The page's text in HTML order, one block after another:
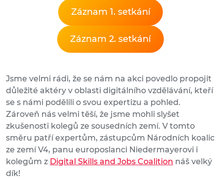
Záznam 1. setkání
Záznam 2. setkání
Jsme velmi rádi, že se nám na akci povedlo propojit
důležité aktéry v oblasti digitálního vzdělávání, kteří
se s námi podělili o svou expertizu a pohled.
Zároveň nás velmi těší, že jsme mohli slyšet
zkušenosti kolegů ze sousedních zemí. V tomto
směru patří expertům, zástupcům Národních koalic
ze zemí V4, panu europoslanci Niedermayerovi i
kolegům z Digital Skills and Jobs Coalition náš velký
dík!